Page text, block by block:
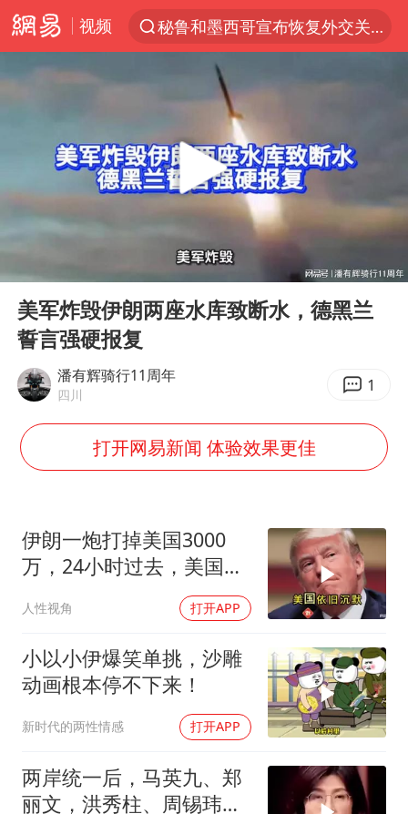
视频
秘鲁和墨西哥宣布恢复外交关系
泉州市委书记张毅恭被查
老中医：立秋后养心是关键
中医教你一招提升气血
U17国足三连胜晋级明日之星半决赛
四川宜宾市高县4.9级地震致1人死亡
欧阳娜娜窦靖童好搭
中国女篮70-67险胜尼日利亚女篮
“新疆阿勒泰八月能滑雪”不实
日本试射“战斧”导弹，国防部回应
胡彦斌韩磊 谁帮谁
夯实基础开新局
Play
美军炸毁伊朗两座水库致断水，德黑兰
誓言强硬报复
潘有辉骑行11周年
四川 1
打开网易新闻 体验效果更佳
伊朗一炮打掉美国3000
万，24小时过去，美国依
人性视角 打开APP
小以小伊爆笑单挑，沙雕
动画根本停不下来！
新时代的两性情感 打开APP
两岸统一后，马英九、郑
丽文，洪秀柱、周锡玮谁